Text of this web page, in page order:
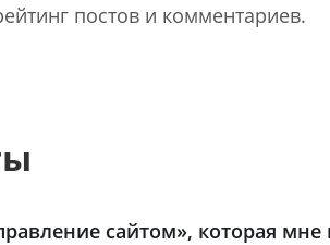
постов и комментариев.
сайтом», которая мне